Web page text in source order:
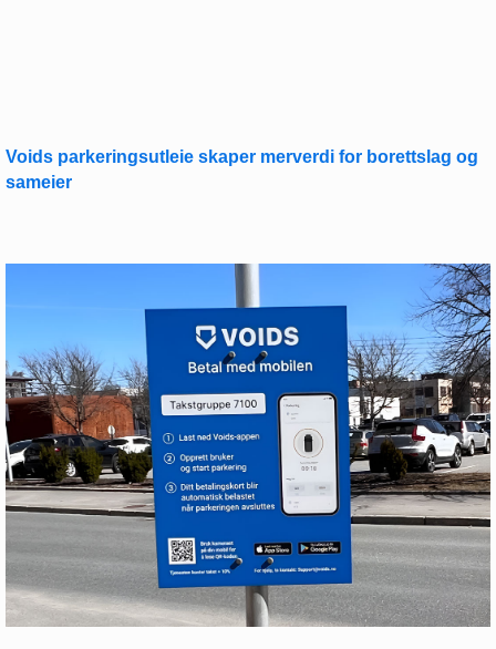
Voids parkeringsutleie skaper merverdi for borettslag og
sameier